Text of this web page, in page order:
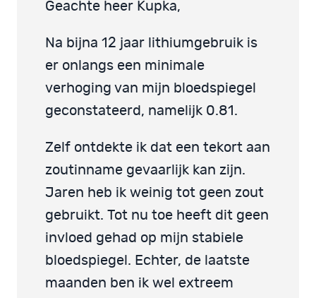
Geachte heer Kupka,
Na bijna 12 jaar lithiumgebruik is
er onlangs een minimale
verhoging van mijn bloedspiegel
geconstateerd, namelijk 0.81.
Zelf ontdekte ik dat een tekort aan
zoutinname gevaarlijk kan zijn.
Jaren heb ik weinig tot geen zout
gebruikt. Tot nu toe heeft dit geen
invloed gehad op mijn stabiele
bloedspiegel. Echter, de laatste
maanden ben ik wel extreem